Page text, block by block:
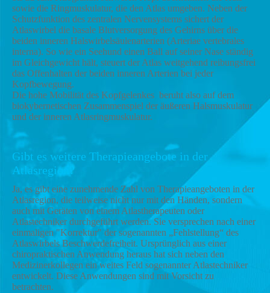
sowie die Ringmuskulatur, die den Atlas umgeben. Neben der
Schutzfunktion des zentralen Nervensystems sichert der
Atlaswirbel die basale Blutversorgung des Gehirns über die
beiden inneren Halswirbelsäulenarterien (Arteriae vertebrales
interna). So wie ein Seehund einen Ball auf seiner Nase ständig
im Gleichgewicht hält, steuert der Atlas weitgehend reibungsfrei
das Offenhalten der beiden inneren Arterien bei jeder
Kopfbewegung.
Die hohe Mobilität des Kopfgelenkes beruht also auf dem
biokybernetischen Zusammenspiel der äußeren Halsmuskulatur
und der inneren Atlasringmuskulatur.
Gibt es weitere Therapieangebote in der
Atlasregion?
Ja, es gibt eine zunehmende Zahl von Therapieangeboten in der
Atlasregion, die teilweise nicht nur mit den Händen, sondern
auch mit Geräten von einem Atlastherapeuten oder
Atlastechniker durchgeführt werden. Sie versprechen nach einer
einmaligen "Korrektur" der sogenannten „Fehlstellung“ des
Atlaswirbels Beschwerdefreiheit. Ursprünglich aus einer
chiropraktischen Anwendung heraus hat sich neben den
Medizinerkollegen ein weites Feld sogenannter Atlastechniker
entwickelt. Diese Anwendungen sind mit Vorsicht zu
betrachten.